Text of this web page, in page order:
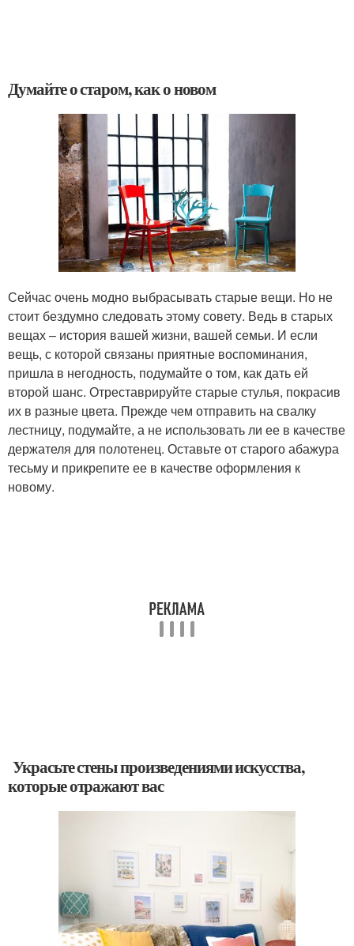
Думайте о старом, как о новом
Сейчас очень модно выбрасывать старые вещи. Но не
стоит бездумно следовать этому совету. Ведь в старых
вещах – история вашей жизни, вашей семьи. И если
вещь, с которой связаны приятные воспоминания,
пришла в негодность, подумайте о том, как дать ей
второй шанс. Отреставрируйте старые стулья, покрасив
их в разные цвета. Прежде чем отправить на свалку
лестницу, подумайте, а не использовать ли ее в качестве
держателя для полотенец. Оставьте от старого абажура
тесьму и прикрепите ее в качестве оформления к
новому.
Украсьте стены произведениями искусства,
которые отражают вас